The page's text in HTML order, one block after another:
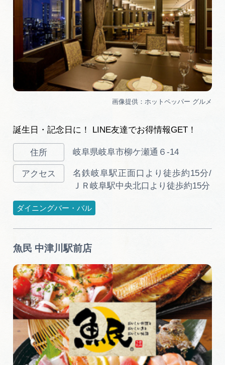
誕生日・記念日に！ LINE友達でお得情報GET！
岐阜県岐阜市柳ケ瀬通６-14
名鉄岐阜駅正面口より徒歩約15分/
ＪＲ岐阜駅中央北口より徒歩約15分
ダイニングバー・バル
魚民 中津川駅前店